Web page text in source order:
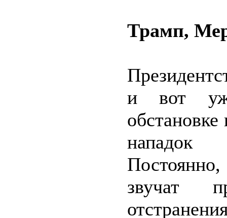
Трамп,
и вот
нападок
звучат